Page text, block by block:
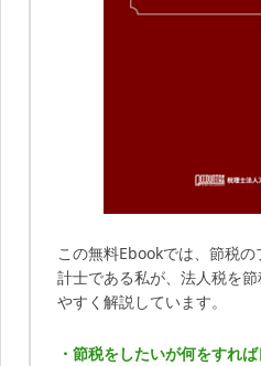
この無料Ebookでは、節税
計士である私が、法人税を
やすく解説しています。
・節税をしたいが何をすれ